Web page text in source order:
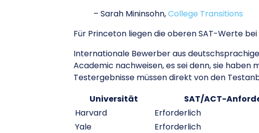
– Sarah Mininsohn,College Transitions
Für Princeton liegen die oberen SAT-Werte
Internationale Bewerber aus
Academic nachweisen, es sei denn, sie
Testergebnisse müssen direkt von den
Universität
SAT/ACT-
Harvard
Erforderlich
Yale
Erforderlich